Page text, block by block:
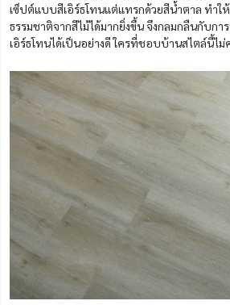
เซ็ปต์แบบสีเอิร์ธโทนแต่แทรกด้วยสีน้ำตาล ทำใ
ธรรมชาติจากสีไม้ได้มากยิ่งขึ้น จึงกลมกลืนกับก
เอิร์ธโทนได้เป็นอย่างดี ใครที่ชอบบ้านสไตล์นี้ไม่